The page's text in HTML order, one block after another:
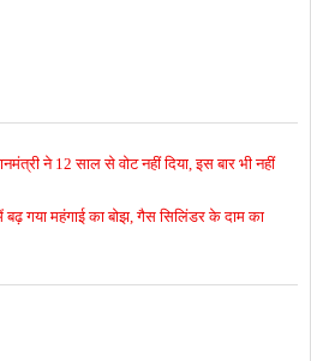
ने 12 साल से वोट नहीं दिया, इस बार भी नहीं
बढ़ गया महंगाई का बोझ, गैस सिलिंडर के दाम का